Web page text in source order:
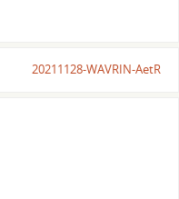
20211128-WAVRIN-AetR